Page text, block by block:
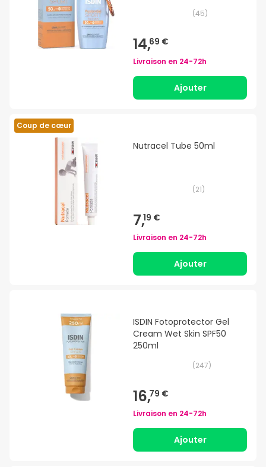
(45)
14,69 €
Livraison en 24-72h
Ajouter
Coup de cœur
Nutracel Tube 50ml
(21)
7,19 €
Livraison en 24-72h
Ajouter
ISDIN Fotoprotector Gel
Cream Wet Skin SPF50
250ml
(247)
16,79 €
Livraison en 24-72h
Ajouter